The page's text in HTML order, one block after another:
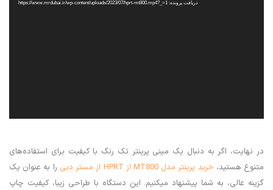
دریافت پرونده: https://www.mrdubai.ir/wp-content/uploads/2023/07/hprt-mt800.mp4?_=1
در نهایت، اگر به دنبال یک مینی پرینتر تک رنگ با کیفیت برای استفاده‌های
متنوع هستید، خرید پرینتر مدل MT800 از HPRT از مستر دبی
را به عنوان یک
گزینه عالی، به شما پیشنهاد میکنیم. این دستگاه با طراحی زیبا، کیفیت چاپ